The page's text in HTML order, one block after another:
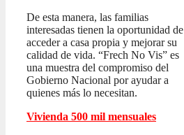
De esta manera, las familias
interesadas tienen la oportunidad de
acceder a casa propia y mejorar su
calidad de vida. “Frech No Vis” es
una muestra del compromiso del
Gobierno Nacional por ayudar a
quienes más lo necesitan.
Vivienda 500 mil mensuales